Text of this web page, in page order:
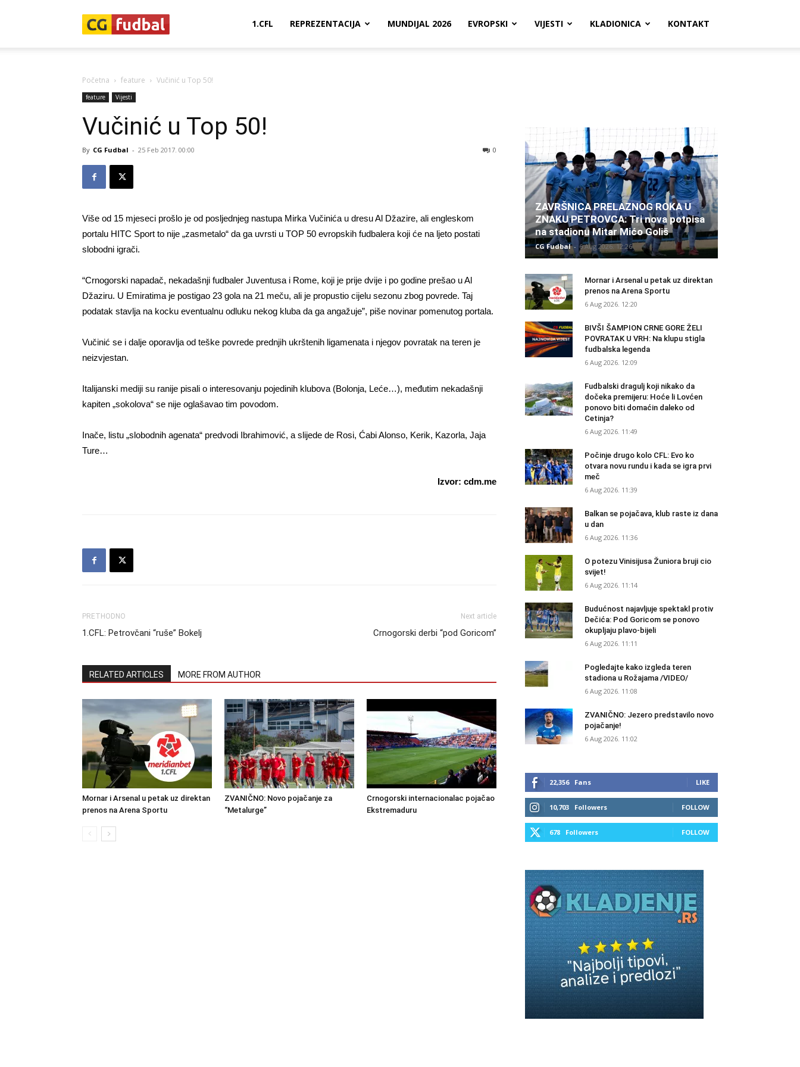
1.CFL REPREZENTACIJA MUNDIJAL 2026 EVROPSKI VIJESTI KLADIONICA KONTAKT
Početna feature Vučinić u Top 50!
feature Vijesti
Vučinić u Top 50!
By CG Fudbal - 25 Feb 2017. 00:00 0
Više od 15 mjeseci prošlo je od posljednjeg nastupa Mirka Vučinića u dresu Al Džazire, ali engleskom
portalu HITC Sport to nije „zasmetalo“ da ga uvrsti u TOP 50 evropskih fudbalera koji će na ljeto postati
slobodni igrači.
“Crnogorski napadač, nekadašnji fudbaler Juventusa i Rome, koji je prije dvije i po godine prešao u Al
Džaziru. U Emiratima je postigao 23 gola na 21 meču, ali je propustio cijelu sezonu zbog povrede. Taj
podatak stavlja na kocku eventualnu odluku nekog kluba da ga angažuje”, piše novinar pomenutog portala.
Vučinić se i dalje oporavlja od teške povrede prednjih ukrštenih ligamenata i njegov povratak na teren je
neizvjestan.
Italijanski mediji su ranije pisali o interesovanju pojedinih klubova (Bolonja, Leće…), međutim nekadašnji
kapiten „sokolova“ se nije oglašavao tim povodom.
Inače, listu „slobodnih agenata“ predvodi Ibrahimović, a slijede de Rosi, Ćabi Alonso, Kerik, Kazorla, Jaja
Ture…
Izvor: cdm.me
PRETHODNO
1.CFL: Petrovčani “ruše” Bokelj
Next article
Crnogorski derbi “pod Goricom”
RELATED ARTICLES MORE FROM AUTHOR
Mornar i Arsenal u petak uz direktan
prenos na Arena Sportu
ZVANIČNO: Novo pojačanje za
“Metalurge”
Crnogorski internacionalac pojačao
Ekstremaduru
ZAVRŠNICA PRELAZNOG ROKA U
ZNAKU PETROVCA: Tri nova potpisa
na stadionu Mitar Mićo Goliš
CG Fudbal - 6 Aug 2026. 12:26
Mornar i Arsenal u petak uz direktan
prenos na Arena Sportu
6 Aug 2026. 12:20
BIVŠI ŠAMPION CRNE GORE ŽELI
POVRATAK U VRH: Na klupu stigla
fudbalska legenda
6 Aug 2026. 12:09
Fudbalski dragulj koji nikako da
dočeka premijeru: Hoće li Lovćen
ponovo biti domaćin daleko od
Cetinja?
6 Aug 2026. 11:49
Počinje drugo kolo CFL: Evo ko
otvara novu rundu i kada se igra prvi
meč
6 Aug 2026. 11:39
Balkan se pojačava, klub raste iz dana
u dan
6 Aug 2026. 11:36
O potezu Vinisijusa Žuniora bruji cio
svijet!
6 Aug 2026. 11:14
Budućnost najavljuje spektakl protiv
Dečića: Pod Goricom se ponovo
okupljaju plavo-bijeli
6 Aug 2026. 11:11
Pogledajte kako izgleda teren
stadiona u Rožajama /VIDEO/
6 Aug 2026. 11:08
ZVANIČNO: Jezero predstavilo novo
pojačanje!
6 Aug 2026. 11:02
22,356 Fans LIKE
10,703 Followers FOLLOW
678 Followers FOLLOW